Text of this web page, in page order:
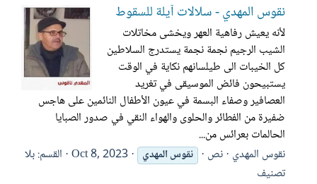
نقوس المهدي - سلالات آيلة للسقوط
لأنه يعيش رفاهية العهر ويخشى مخاتلات
الشيب الرجيم نجمة نجمة يستدرج السلاطين
كل الخيبات الى طيلسانهم نكاية في الوقت
يستبيحون فائض الموسيقى في تغريد
العصافير وصفاء البسمة في عيون الأطفال النائمين على هاجس
ضفيرة من الفطائر والحلوى والهواء النقي في صدور الصبايا
الحالمات بعرائس من...
نقوس المهدي نص نقوسالمهدي Oct 8, 2023 القسم:بلا
تصنيف